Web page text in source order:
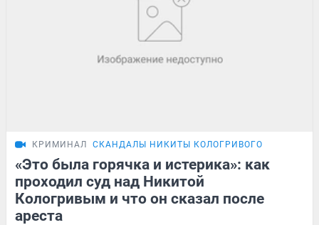
КРИМИНАЛ СКАНДАЛЫ НИКИТЫ КОЛОГРИВОГО
«Это была горячка и истерика»: как
проходил суд над Никитой
Кологривым и что он сказал после
ареста